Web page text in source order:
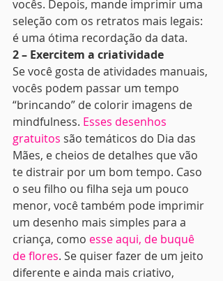
vocês. Depois, mande imprimir uma
seleção com os retratos mais legais:
é uma ótima recordação da data.
2 – Exercitem a criatividade
Se você gosta de atividades manuais,
vocês podem passar um tempo
“brincando” de colorir imagens de
mindfulness. Esses desenhos
gratuitos são temáticos do Dia das
Mães, e cheios de detalhes que vão
te distrair por um bom tempo. Caso
o seu filho ou filha seja um pouco
menor, você também pode imprimir
um desenho mais simples para a
criança, como esse aqui, de buquê
de flores. Se quiser fazer de um jeito
diferente e ainda mais criativo,